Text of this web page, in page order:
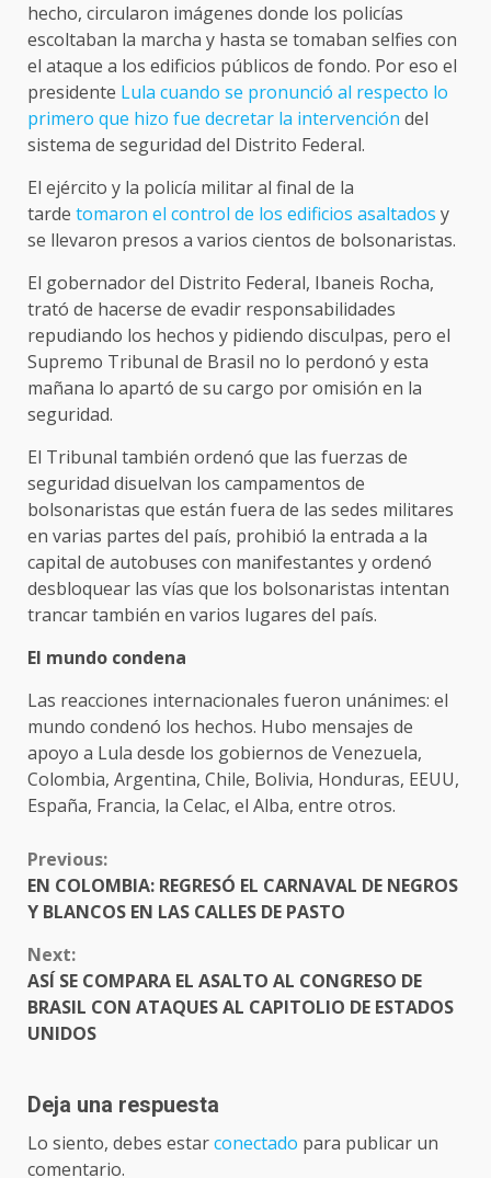
hecho, circularon imágenes donde los policías
escoltaban la marcha y hasta se tomaban selfies con
el ataque a los edificios públicos de fondo. Por eso el
presidente Lula cuando se pronunció al respecto lo
primero que hizo fue decretar la intervención del
sistema de seguridad del Distrito Federal.
El ejército y la policía militar al final de la
tarde tomaron el control de los edificios asaltados y
se llevaron presos a varios cientos de bolsonaristas.
El gobernador del Distrito Federal, Ibaneis Rocha,
trató de hacerse de evadir responsabilidades
repudiando los hechos y pidiendo disculpas, pero el
Supremo Tribunal de Brasil no lo perdonó y esta
mañana lo apartó de su cargo por omisión en la
seguridad.
El Tribunal también ordenó que las fuerzas de
seguridad disuelvan los campamentos de
bolsonaristas que están fuera de las sedes militares
en varias partes del país, prohibió la entrada a la
capital de autobuses con manifestantes y ordenó
desbloquear las vías que los bolsonaristas intentan
trancar también en varios lugares del país.
El mundo condena
Las reacciones internacionales fueron unánimes: el
mundo condenó los hechos. Hubo mensajes de
apoyo a Lula desde los gobiernos de Venezuela,
Colombia, Argentina, Chile, Bolivia, Honduras, EEUU,
España, Francia, la Celac, el Alba, entre otros.
CONTINUE
READING
Previous:
EN COLOMBIA: REGRESÓ EL CARNAVAL DE NEGROS
Y BLANCOS EN LAS CALLES DE PASTO
Next:
ASÍ SE COMPARA EL ASALTO AL CONGRESO DE
BRASIL CON ATAQUES AL CAPITOLIO DE ESTADOS
UNIDOS
Deja una respuesta
Lo siento, debes estarconectado para publicar un
comentario.